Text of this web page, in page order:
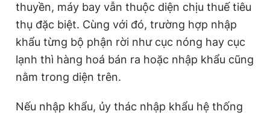
thuyền, máy bay vẫn thuộc diện chịu thuế tiêu
thụ đặc biệt. Cùng với đó, trường hợp nhập
khẩu từng bộ phận rời như cục nóng hay cục
lạnh thì hàng hoá bán ra hoặc nhập khẩu cũng
nằm trong diện trên.
Nếu nhập khẩu, ủy thác nhập khẩu hệ thống